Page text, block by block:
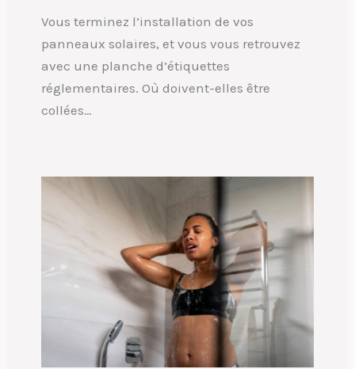
Vous terminez l’installation de vos
panneaux solaires, et vous vous retrouvez
avec une planche d’étiquettes
réglementaires. Où doivent-elles être
collées…